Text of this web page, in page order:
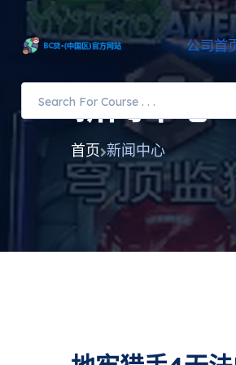
公司首
新闻中心
首页 新闻中心